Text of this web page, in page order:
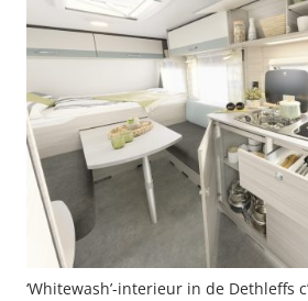
‘Whitewash’-interieur in de Dethleffs